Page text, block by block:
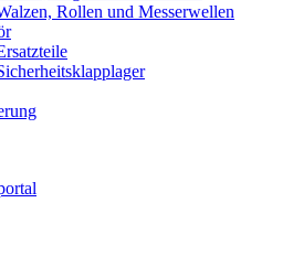
Rollen und Messerwellen